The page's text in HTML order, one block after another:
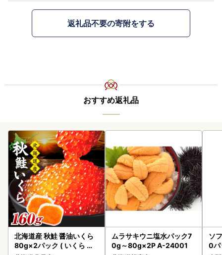
返礼品不要の寄附をする
おすすめ返礼品
北海道産 秋鮭 醤油いくら
80g×2パック ( いくら イ
ムラサキウニ塩水パック7
0g～80g×2P A-24001
ソ
0